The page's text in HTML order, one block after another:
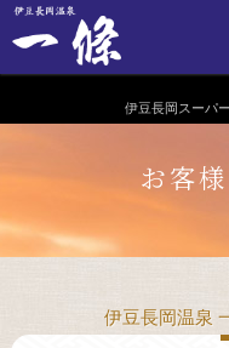
伊豆長岡スーパ
お客
伊豆長岡温泉